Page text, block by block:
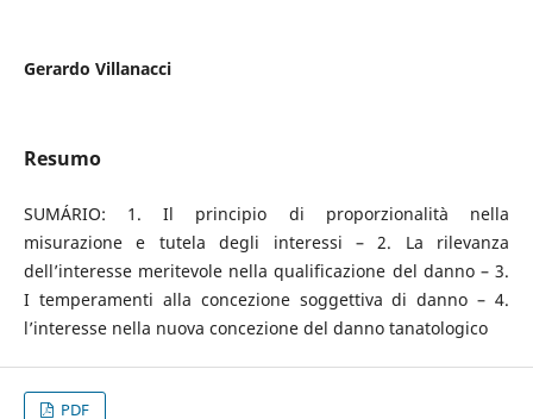
Gerardo Villanacci
Resumo
SUMÁRIO: 1. Il principio di proporzionalità nella
misurazione e tutela degli interessi – 2. La rilevanza
dell’interesse meritevole nella qualificazione del danno – 3.
I temperamenti alla concezione soggettiva di danno – 4.
l’interesse nella nuova concezione del danno tanatologico
PDF